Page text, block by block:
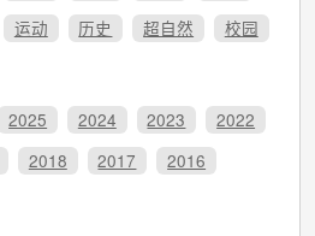
运动 历史 超自然
校园
2025 2024 2023
2022
2018 2017
2016